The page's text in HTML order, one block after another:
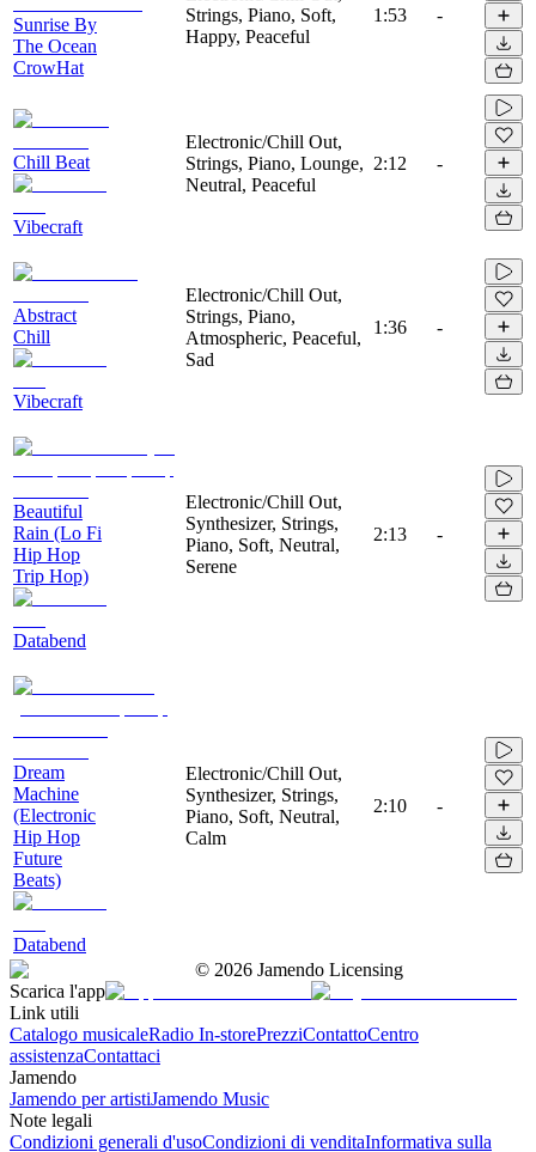
Sunrise By
The Ocean
CrowHat
Strings, Piano, Soft,
Happy, Peaceful
1:53 -
Chill Beat
Vibecraft
Electronic/Chill Out,
Strings, Piano, Lounge,
Neutral, Peaceful
2:12 -
Abstract
Chill
Vibecraft
Electronic/Chill Out,
Strings, Piano,
Atmospheric, Peaceful,
Sad
1:36 -
Beautiful
Rain (Lo Fi
Hip Hop
Trip Hop)
Databend
Electronic/Chill Out,
Synthesizer, Strings,
Piano, Soft, Neutral,
Serene
2:13 -
Dream
Machine
(Electronic
Hip Hop
Future
Beats)
Databend
Electronic/Chill Out,
Synthesizer, Strings,
Piano, Soft, Neutral,
Calm
2:10 -
© 2026 Jamendo Licensing
Scarica l'app
Link utili
Catalogo musicaleRadio In-storePrezziContattoCentro
assistenzaContattaci
Jamendo
Jamendo per artistiJamendo Music
Note legali
Condizioni generali d'usoCondizioni di venditaInformativa sulla